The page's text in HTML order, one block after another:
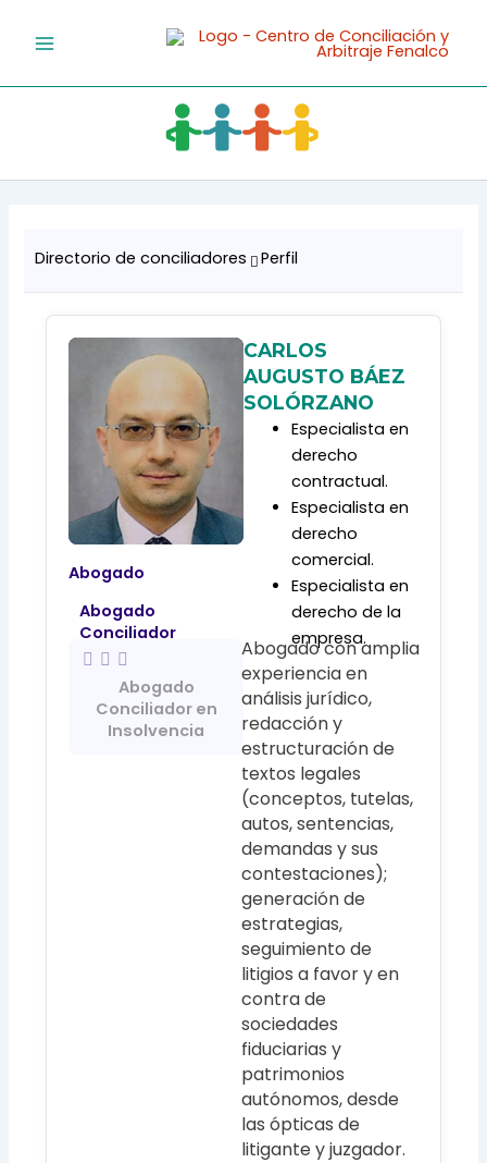
Directorio de conciliadores Perfil
Abogado
Abogado
Conciliador
Abogado
Conciliador en
Insolvencia
CARLOS
AUGUSTO BÁEZ
SOLÓRZANO
Especialista en
derecho
contractual.
Especialista en
derecho
comercial.
Especialista en
derecho de la
empresa.
Abogado con amplia
experiencia en
análisis jurídico,
redacción y
estructuración de
textos legales
(conceptos, tutelas,
autos, sentencias,
demandas y sus
contestaciones);
generación de
estrategias,
seguimiento de
litigios a favor y en
contra de
sociedades
fiduciarias y
patrimonios
autónomos, desde
las ópticas de
litigante y juzgador.